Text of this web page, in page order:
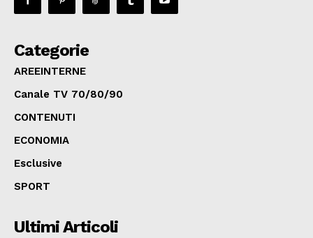
Categorie
AREEINTERNE
Canale TV 70/80/90
CONTENUTI
ECONOMIA
Esclusive
SPORT
Ultimi Articoli